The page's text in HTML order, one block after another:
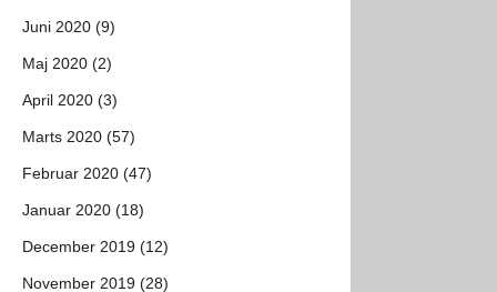
Juni 2020 (9)
Maj 2020 (2)
April 2020 (3)
Marts 2020 (57)
Februar 2020 (47)
Januar 2020 (18)
December 2019 (12)
November 2019 (28)